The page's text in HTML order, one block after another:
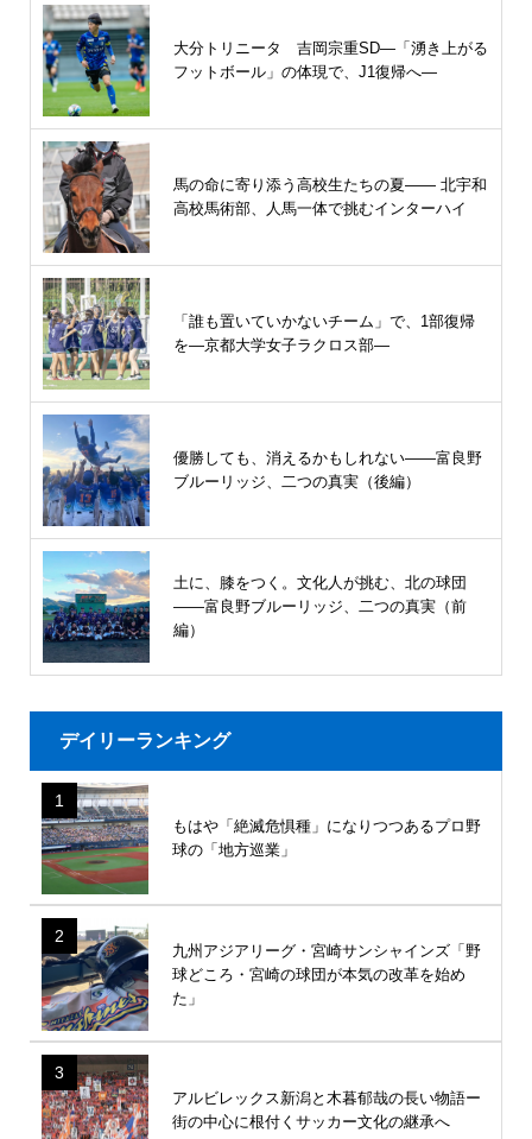
大分トリニータ 吉岡宗重SD―「湧き上がる
フットボール」の体現で、J1復帰へ―
馬の命に寄り添う高校生たちの夏—— 北宇和
高校馬術部、人馬一体で挑むインターハイ
「誰も置いていかないチーム」で、1部復帰
を―京都大学女子ラクロス部―
優勝しても、消えるかもしれない――富良野
ブルーリッジ、二つの真実（後編）
土に、膝をつく。文化人が挑む、北の球団
――富良野ブルーリッジ、二つの真実（前
編）
デイリーランキング
1
もはや「絶滅危惧種」になりつつあるプロ野
球の「地方巡業」
2
九州アジアリーグ・宮崎サンシャインズ「野
球どころ・宮崎の球団が本気の改革を始め
た」
3
アルビレックス新潟と木暮郁哉の長い物語ー
街の中心に根付くサッカー文化の継承へ